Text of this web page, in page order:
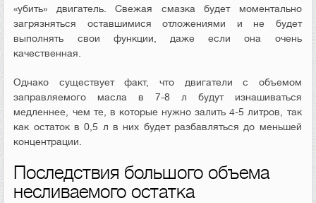
«убить» двигатель. Свежая смазка будет моментально
загрязняться оставшимися отложениями и не будет
выполнять свои функции, даже если она очень
качественная.
Однако существует факт, что двигатели с объемом
заправляемого масла в 7-8 л будут изнашиваться
медленнее, чем те, в которые нужно залить 4-5 литров, так
как остаток в 0,5 л в них будет разбавляться до меньшей
концентрации.
Последствия большого объема
несливаемого остатка